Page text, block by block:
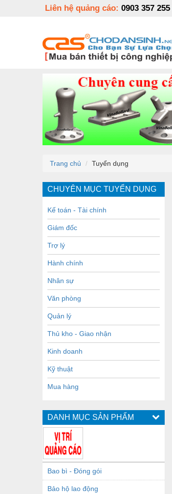
Liên hệ quảng cáo: 0903 357 255
Trang chủ Tuyển dụng
CHUYÊN MỤC TUYỂN DỤNG
Kế toán - Tài chính
Giám đốc
Trợ lý
Hành chính
Nhân sự
Văn phòng
Quản lý
Thủ kho - Giao nhận
Kinh doanh
Kỹ thuật
Mua hàng
DANH MỤC SẢN PHẨM
Bao bì - Đóng gói
Bảo hộ lao động